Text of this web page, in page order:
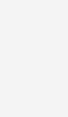
wird der
vom Dach
sie für einen
der Netzstrom
für den